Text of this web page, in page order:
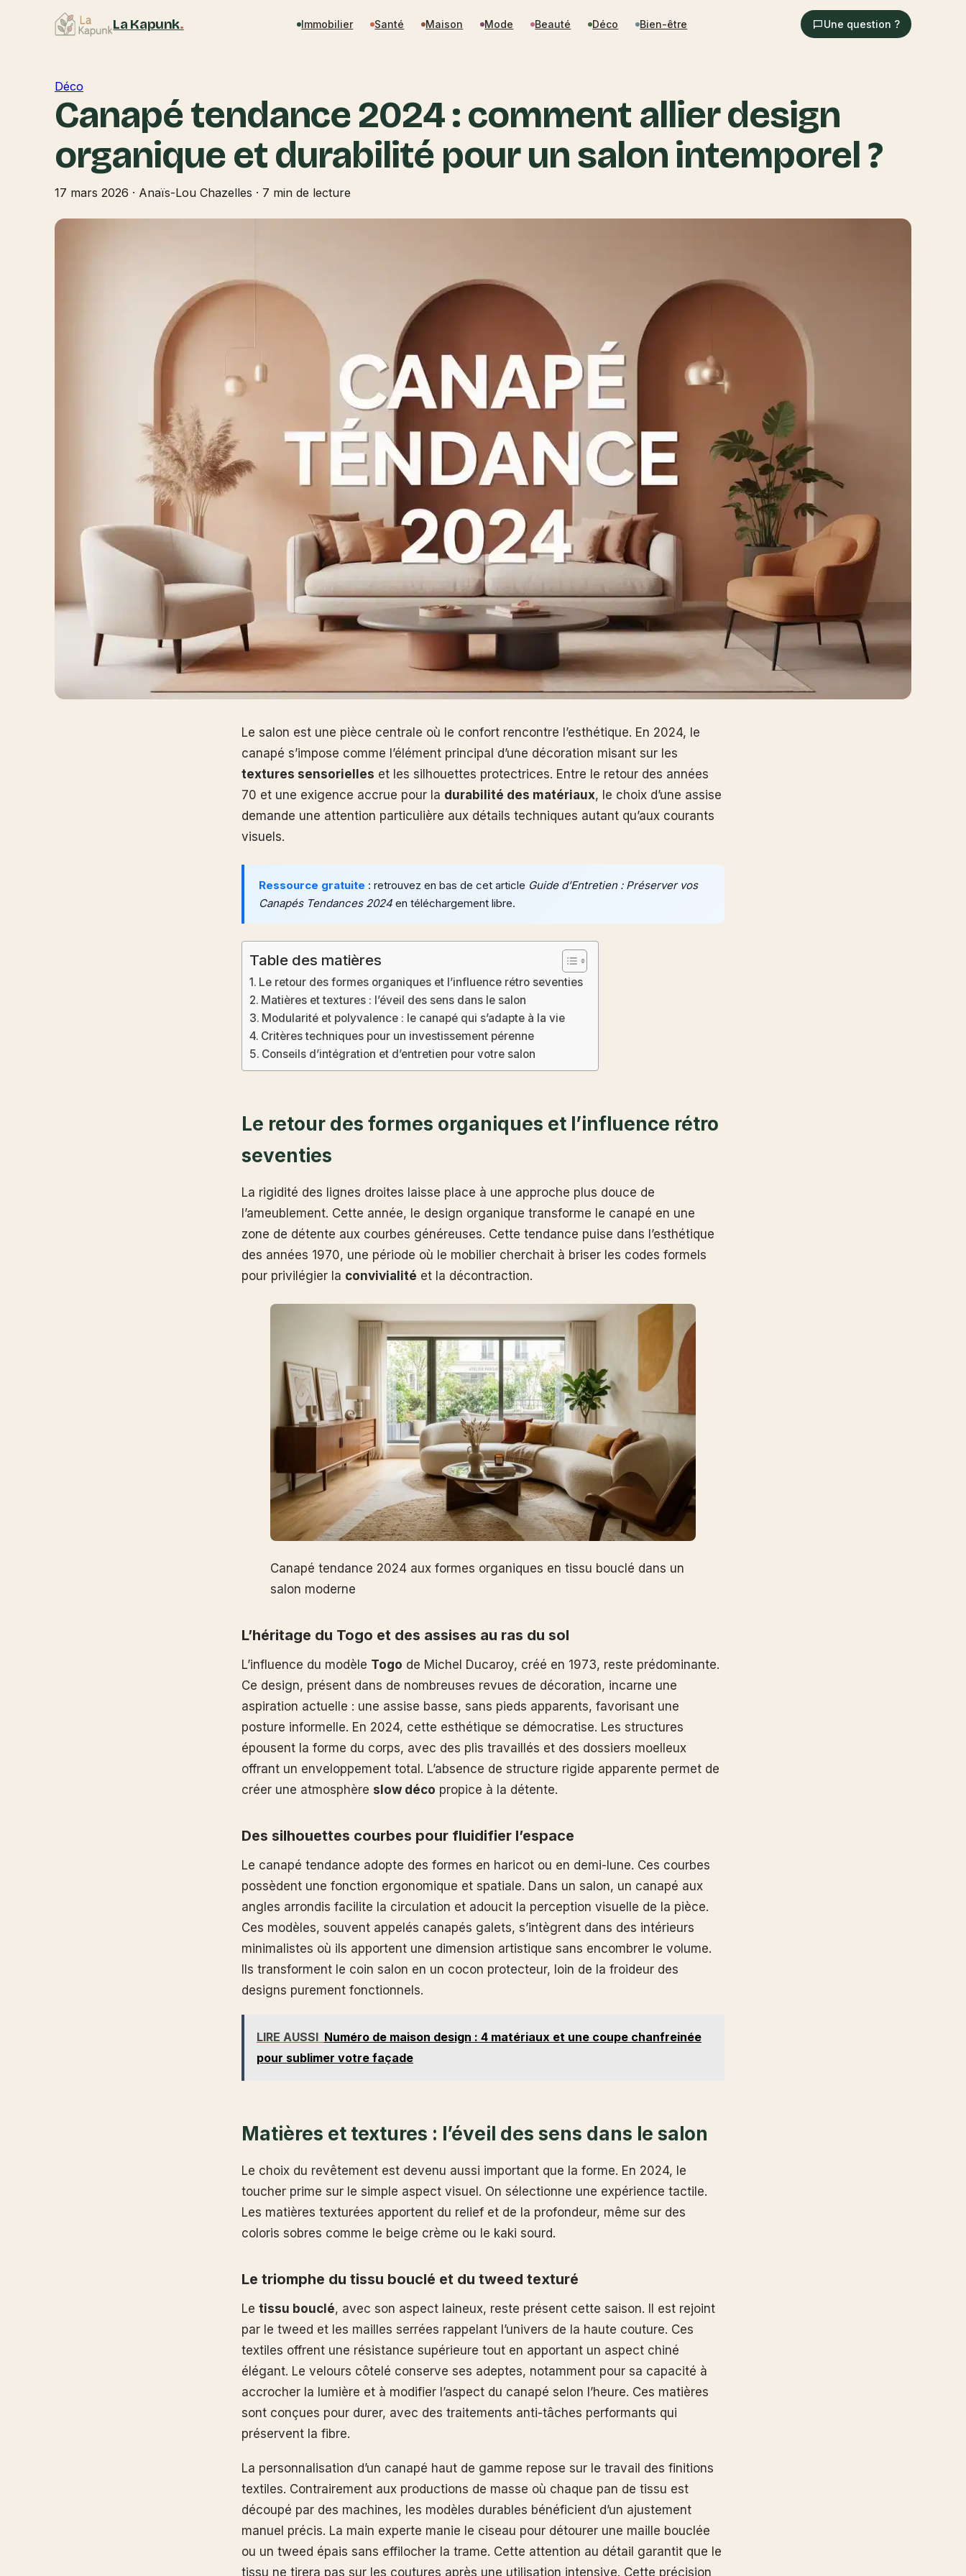
La Kapunk. Immobilier Santé Maison Mode Beauté Déco Bien-être Une question ?
Déco
Canapé tendance 2024 : comment allier design
organique et durabilité pour un salon intemporel ?
17 mars 2026 · Anaïs-Lou Chazelles · 7 min de lecture
Le salon est une pièce centrale où le confort rencontre l’esthétique. En 2024, le
canapé s’impose comme l’élément principal d’une décoration misant sur les
textures sensorielles et les silhouettes protectrices. Entre le retour des années
70 et une exigence accrue pour la durabilité des matériaux, le choix d’une assise
demande une attention particulière aux détails techniques autant qu’aux courants
visuels.
Ressource gratuite : retrouvez en bas de cet article Guide d’Entretien : Préserver vos
Canapés Tendances 2024 en téléchargement libre.
Table des matières
Le retour des formes organiques et l’influence rétro seventies
Matières et textures : l’éveil des sens dans le salon
Modularité et polyvalence : le canapé qui s’adapte à la vie
Critères techniques pour un investissement pérenne
Conseils d’intégration et d’entretien pour votre salon
Le retour des formes organiques et l’influence rétro
seventies
La rigidité des lignes droites laisse place à une approche plus douce de
l’ameublement. Cette année, le design organique transforme le canapé en une
zone de détente aux courbes généreuses. Cette tendance puise dans l’esthétique
des années 1970, une période où le mobilier cherchait à briser les codes formels
pour privilégier la convivialité et la décontraction.
Canapé tendance 2024 aux formes organiques en tissu bouclé dans un
salon moderne
L’héritage du Togo et des assises au ras du sol
L’influence du modèle Togo de Michel Ducaroy, créé en 1973, reste prédominante.
Ce design, présent dans de nombreuses revues de décoration, incarne une
aspiration actuelle : une assise basse, sans pieds apparents, favorisant une
posture informelle. En 2024, cette esthétique se démocratise. Les structures
épousent la forme du corps, avec des plis travaillés et des dossiers moelleux
offrant un enveloppement total. L’absence de structure rigide apparente permet de
créer une atmosphère slow déco propice à la détente.
Des silhouettes courbes pour fluidifier l’espace
Le canapé tendance adopte des formes en haricot ou en demi-lune. Ces courbes
possèdent une fonction ergonomique et spatiale. Dans un salon, un canapé aux
angles arrondis facilite la circulation et adoucit la perception visuelle de la pièce.
Ces modèles, souvent appelés canapés galets, s’intègrent dans des intérieurs
minimalistes où ils apportent une dimension artistique sans encombrer le volume.
Ils transforment le coin salon en un cocon protecteur, loin de la froideur des
designs purement fonctionnels.
LIRE AUSSI Numéro de maison design : 4 matériaux et une coupe chanfreinée
pour sublimer votre façade
Matières et textures : l’éveil des sens dans le salon
Le choix du revêtement est devenu aussi important que la forme. En 2024, le
toucher prime sur le simple aspect visuel. On sélectionne une expérience tactile.
Les matières texturées apportent du relief et de la profondeur, même sur des
coloris sobres comme le beige crème ou le kaki sourd.
Le triomphe du tissu bouclé et du tweed texturé
Le tissu bouclé, avec son aspect laineux, reste présent cette saison. Il est rejoint
par le tweed et les mailles serrées rappelant l’univers de la haute couture. Ces
textiles offrent une résistance supérieure tout en apportant un aspect chiné
élégant. Le velours côtelé conserve ses adeptes, notamment pour sa capacité à
accrocher la lumière et à modifier l’aspect du canapé selon l’heure. Ces matières
sont conçues pour durer, avec des traitements anti-tâches performants qui
préservent la fibre.
La personnalisation d’un canapé haut de gamme repose sur le travail des finitions
textiles. Contrairement aux productions de masse où chaque pan de tissu est
découpé par des machines, les modèles durables bénéficient d’un ajustement
manuel précis. La main experte manie le ciseau pour détourer une maille bouclée
ou un tweed épais sans effilocher la trame. Cette attention au détail garantit que le
tissu ne tirera pas sur les coutures après une utilisation intensive. Cette précision